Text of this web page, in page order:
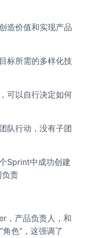
造价值和实现产品
标所需的多样化技
可以自行决定如何
队行动，没有子团
Sprint中成功创建
负责
，产品负责人，和
角色”，这强调了